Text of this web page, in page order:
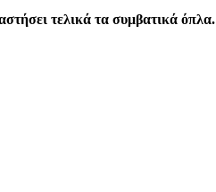
τελικά τα συμβατικά όπλα.